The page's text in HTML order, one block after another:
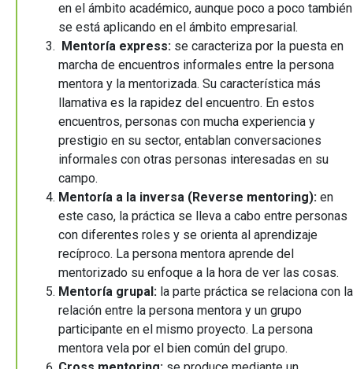
en el ámbito académico, aunque poco a poco también
se está aplicando en el ámbito empresarial.
Mentoría express: se caracteriza por la puesta en
marcha de encuentros informales entre la persona
mentora y la mentorizada. Su característica más
llamativa es la rapidez del encuentro. En estos
encuentros, personas con mucha experiencia y
prestigio en su sector, entablan conversaciones
informales con otras personas interesadas en su
campo.
Mentoría a la inversa (Reverse mentoring): en
este caso, la práctica se lleva a cabo entre personas
con diferentes roles y se orienta al aprendizaje
recíproco. La persona mentora aprende del
mentorizado su enfoque a la hora de ver las cosas.
Mentoría grupal: la parte práctica se relaciona con la
relación entre la persona mentora y un grupo
participante en el mismo proyecto. La persona
mentora vela por el bien común del grupo.